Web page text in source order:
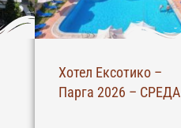
Хотел Ексотико –
Парга 2026 – СРЕДА